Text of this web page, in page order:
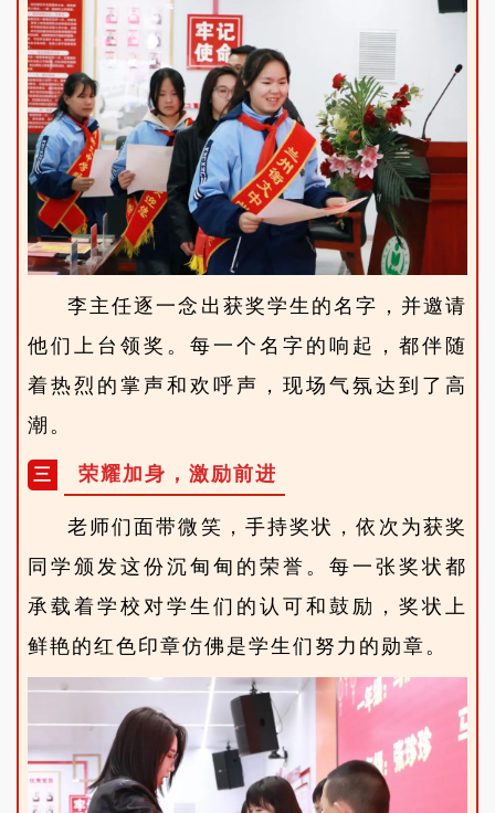
李主任逐一念出获奖学生的名字，并邀请
他们上台领奖。每一个名字的响起，都伴随
着热烈的掌声和欢呼声，现场气氛达到了高
潮。
三 荣耀加身，激励前进
老师们面带微笑，手持奖状，依次为获奖
同学颁发这份沉甸甸的荣誉。每一张奖状都
承载着学校对学生们的认可和鼓励，奖状上
鲜艳的红色印章仿佛是学生们努力的勋章。